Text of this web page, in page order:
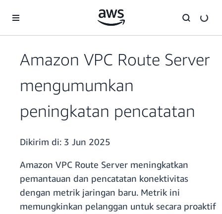
Amazon VPC Route Server
mengumumkan
peningkatan pencatatan
Dikirim di: 3 Jun 2025
Amazon VPC Route Server meningkatkan
pemantauan dan pencatatan konektivitas
dengan metrik jaringan baru. Metrik ini
memungkinkan pelanggan untuk secara proaktif